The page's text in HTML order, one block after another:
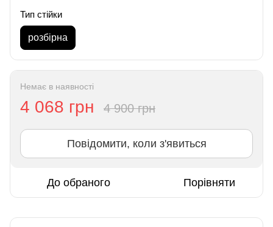
Тип стійки
розбірна
Немає в наявності
4 068 грн 4 900 грн
Повідомити, коли з'явиться
До обраного Порівняти